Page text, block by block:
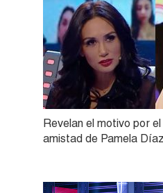
Revelan el motivo por
amistad de Pamela